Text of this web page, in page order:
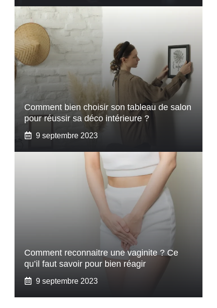
Comment bien choisir son tableau de salon
pour réussir sa déco intérieure ?
9 septembre 2023
Comment reconnaitre une vaginite ? Ce
qu’il faut savoir pour bien réagir
9 septembre 2023